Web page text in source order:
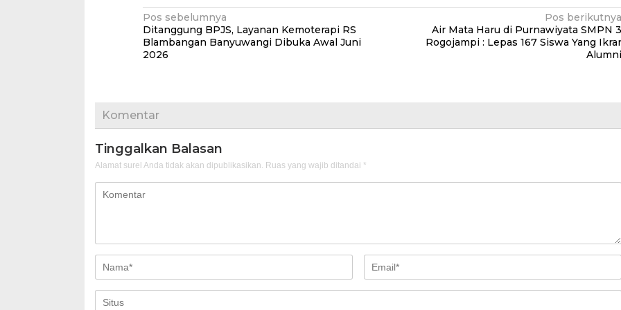
Navigasi
pos
Pos sebelumnya
Ditanggung BPJS, Layanan Kemoterapi RS
Blambangan Banyuwangi Dibuka Awal Juni
2026
Pos berikutnya
Air Mata Haru di Purnawiyata SMPN 3
Rogojampi : Lepas 167 Siswa Yang Ikrar
Alumni
Komentar
Tinggalkan Balasan
Alamat surel Anda tidak akan dipublikasikan. Ruas yang wajib ditandai *